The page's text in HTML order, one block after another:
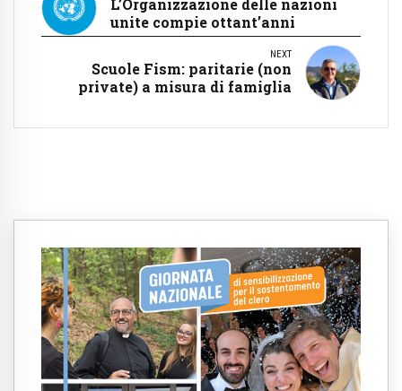
L’Organizzazione delle nazioni
unite compie ottant’anni
NEXT
Scuole Fism: paritarie (non
private) a misura di famiglia